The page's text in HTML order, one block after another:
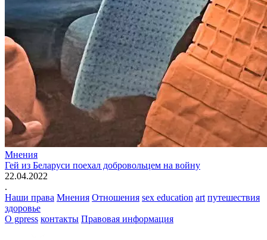
Мнения
Гей из Беларуси поехал добровольцем на войну
22.04.2022
.
Наши права Мнения Отношения sex education art путешествия
здоровье
О gpress контакты Правовая информация